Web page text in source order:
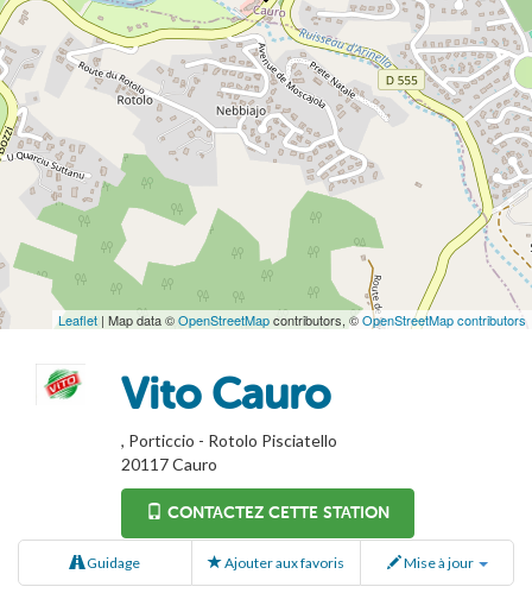
Leaflet | Map data ©OpenStreetMapcontributors, ©OpenStreetMap contributors
Vito Cauro
, Porticcio - Rotolo Pisciatello
20117Cauro
CONTACTEZ CETTE STATION
Guidage Ajouter aux favoris Mise à jour